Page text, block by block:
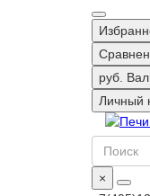
руб.
Личный
×